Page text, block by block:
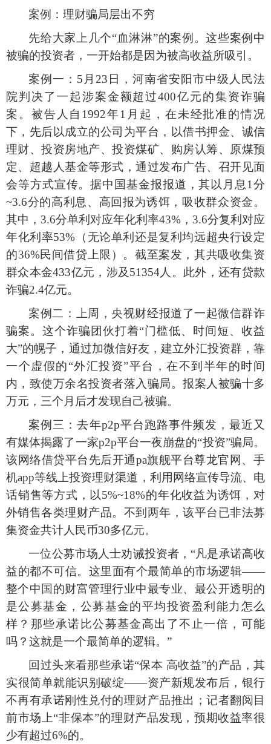
案例：理财骗局层出不穷
先给大家上几个“血淋淋”的案例。这些案例中
被骗的投资者，一开始都是因为被高收益所吸引。
案例一： 5月23日，河南省安阳市中级人民法
院判决了一起涉案金额超过400亿元的集资诈骗
案。被告人自1992年1月起，在未经批准的情况
下，先后以成立的公司为平台，以借书押金、诚信
理财、投资房地产、投资煤矿、购房认筹、原煤预
定、超越人基金等形式，通过发布广告、召开见面
会等方式宣传。据中国基金报报道，其以月息1分
~3.6分的高利息、高回报为诱饵，吸收群众资金。
其中，3.6分单利对应年化利率43%，3.6分复利对应
年化利率53%（无论单利还是复利均远超央行设定
的36%民间借贷上限）。截至案发，其共吸收集资
群众本金433亿元，涉及51354人。此外，还有贷款
诈骗2.4亿元。
案例二：上周，央视财经报道了一起微信群诈
骗案。这个诈骗团伙打着“门槛低、时间短、收益
大”的幌子，通过加微信好友，建立外汇投资群，靠
一个虚假的“外汇投资”平台，在不到半年的时间
内，致使万余名投资者落入骗局。报案人被骗十多
万元，三个月后才发现自己被骗。
案例三：去年p2p平台跑路事件频发，最近又
有媒体揭露了一家p2p平台一夜崩盘的“投资”骗局。
该网络借贷平台先后开通pa旗舰平台尊龙官网、手
机app等线上投资理财渠道，利用网络宣传导流、电
话销售等方式，以5%~18%的年化收益为诱饵，对
外销售各类理财产品。不到两年，该平台已非法募
集资金共计人民币30多亿元。
一位公募市场人士劝诫投资者， “凡是承诺高收
益的都不可信。这里面有个最简单的市场逻辑——
整个中国的财富管理行业中最专业、最公开透明的
是公募基金，公募基金的平均投资盈利能力怎么
样？那些承诺比公募基金高出了不止一倍，可能
吗？这就是一个最简单的逻辑。”
回过头来看那些承诺“保本 高收益”的产品，其
实很简单就能识别破绽——资产新规发布后，银行
不再有承诺刚性兑付的理财产品推出；记者翻阅目
前市场上“非保本”的理财产品发现，预期收益率很
少有超过6%的。